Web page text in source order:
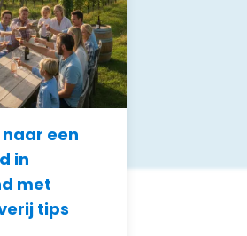
een
in
met
tips